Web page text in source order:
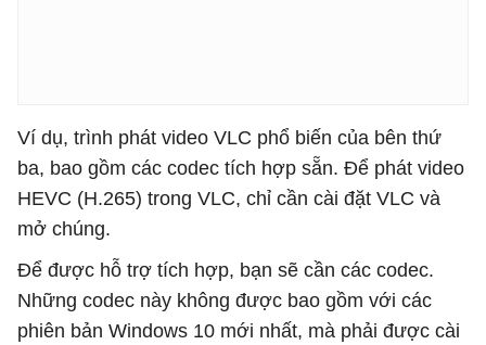
Ví dụ, trình phát video VLC phổ biến của bên thứ
ba, bao gồm các codec tích hợp sẵn. Để phát video
HEVC (H.265) trong VLC, chỉ cần cài đặt VLC và
mở chúng.
Để được hỗ trợ tích hợp, bạn sẽ cần các codec.
Những codec này không được bao gồm với các
phiên bản Windows 10 mới nhất, mà phải được cài